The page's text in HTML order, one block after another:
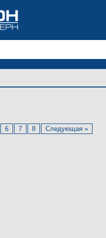
6 7 8 Следующая »